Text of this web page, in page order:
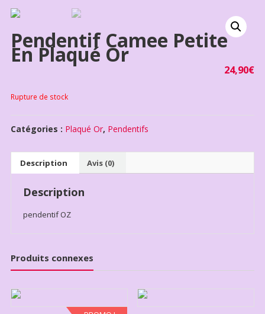
Pendentif Camee Petite
En Plaqué Or
24,90€
Rupture de stock
Catégories : Plaqué Or, Pendentifs
Description Avis (0)
Description
pendentif OZ
Produits connexes